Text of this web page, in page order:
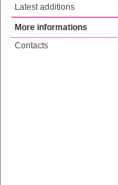
Latest additions
More informations
Contacts